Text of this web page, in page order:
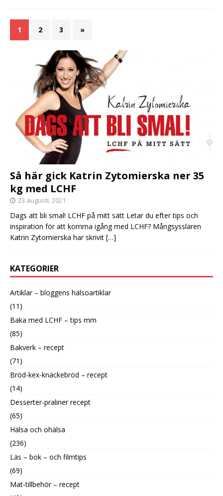
1 2 3 »
Så här gick Katrin Zytomierska ner 35
kg med LCHF
23 augusti, 2021
Dags att bli smal! LCHF på mitt sätt Letar du efter tips och
inspiration för att komma igång med LCHF? Mångsysslaren
Katrin Zytomierska har skrivit […]
KATEGORIER
Artiklar – bloggens hälsoartiklar
(11)
Baka med LCHF – tips mm
(85)
Bakverk – recept
(71)
Bröd-kex-knäckebröd – recept
(14)
Desserter-praliner recept
(65)
Hälsa och ohälsa
(236)
Läs – bok – och filmtips
(69)
Mat-tillbehör – recept